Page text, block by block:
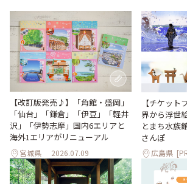
【改訂版発売♪】「角館・盛岡」
「仙台」「鎌倉」「伊豆」「軽井
沢」「伊勢志摩」国内6エリアと
海外1エリアがリニューアル
宮城県 2026.07.09
【チケット
界から浮世
とまち水族
さんぽ
広島県